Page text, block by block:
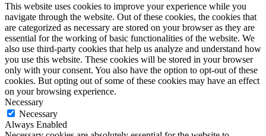
This website uses cookies to improve your experience while you
navigate through the website. Out of these cookies, the cookies that
are categorized as necessary are stored on your browser as they are
essential for the working of basic functionalities of the website. We
also use third-party cookies that help us analyze and understand how
you use this website. These cookies will be stored in your browser
only with your consent. You also have the option to opt-out of these
cookies. But opting out of some of these cookies may have an effect
on your browsing experience.
Necessary
Necessary
Always Enabled